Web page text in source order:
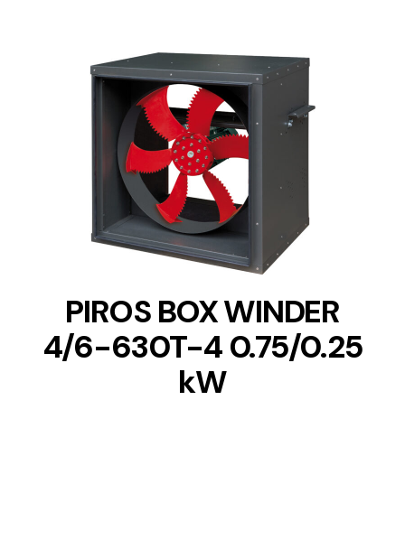
DETAILS
PIROS BOX WINDER
4/6-630T-4 0.75/0.25
kW